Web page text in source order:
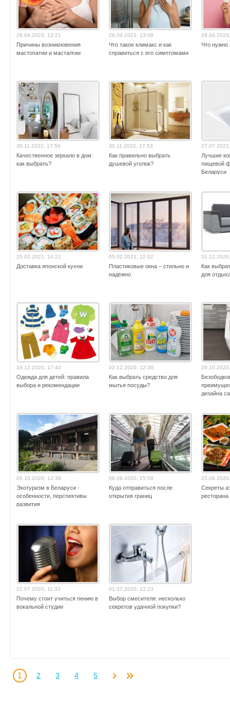
28.04.2023, 13:21
Причины возникновения
мастопатии и масталгии
28.04.2023, 13:09
Что такое климакс и как
справиться с его симптомами
Что
30.11.2022, 17:56
Качественное зеркало в дом:
как выбрать?
30.11.2022, 17:53
Как правильно выбрать
душевой уголок?
Лучшие
пищевой
Беларуси
25.02.2021, 14:21
Доставка японской кухни
05.02.2021, 12:02
Пластиковые окна – стильно и
надежно
Как
для
19.12.2020, 17:42
Одежда для детей: правила
выбора и рекомендации
02.12.2020, 12:36
Как выбрать средство для
мытья посуды?
дизайна
06.10.2020, 12:38
Экотуризм в Беларуси -
особенности, перспективы
развития
08.09.2020, 15:58
Куда отправиться после
открытия границ
Секреты
21.07.2020, 11:33
Почему стоит учиться пению в
вокальной студии
01.07.2020, 12:23
Выбор смесителя: несколько
секретов удачной покупки?
1 2 3 4 5